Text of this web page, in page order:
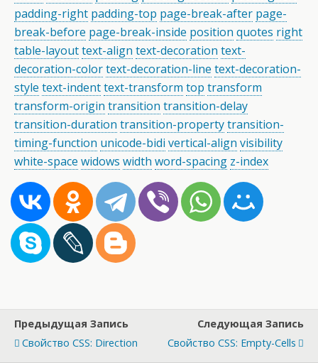
padding-right padding-top page-break-after page-
break-before page-break-inside position quotes right
table-layouttext-align text-decoration text-
decoration-colortext-decoration-line text-decoration-
style text-indenttext-transform top transform
transform-origin transition transition-delay
transition-duration transition-propertytransition-
timing-function unicode-bidi vertical-align visibility
white-space widows width word-spacing z-index
Предыдущая Запись
Свойство CSS: Direction
Следующая Запись
Свойство CSS: Empty-Cells